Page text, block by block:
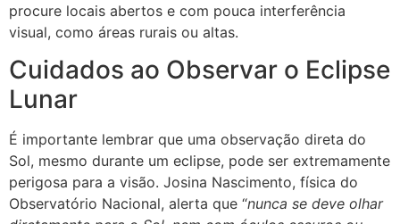
procure locais abertos e com pouca interferência
visual, como áreas rurais ou altas.
Cuidados ao Observar o Eclipse
Lunar
É importante lembrar que uma observação direta do
Sol, mesmo durante um eclipse, pode ser extremamente
perigosa para a visão. Josina Nascimento, física do
Observatório Nacional, alerta que “nunca se deve olhar